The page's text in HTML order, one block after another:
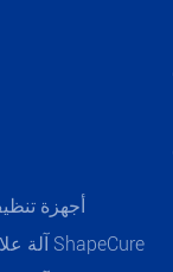
أجهزة
آلة علاج بالأشعة فوق البنفسجية ShapeCure